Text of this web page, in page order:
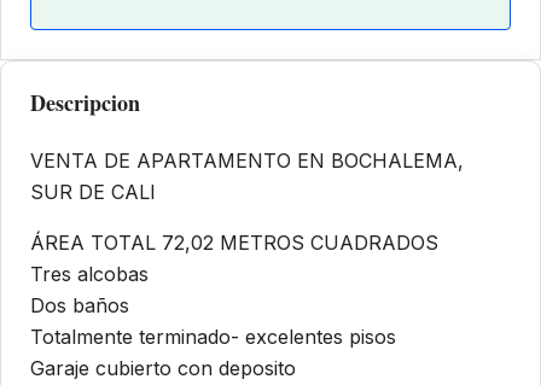
Descripcion
VENTA DE APARTAMENTO EN BOCHALEMA,
SUR DE CALI
ÁREA TOTAL 72,02 METROS CUADRADOS
Tres alcobas
Dos baños
Totalmente terminado- excelentes pisos
Garaje cubierto con deposito